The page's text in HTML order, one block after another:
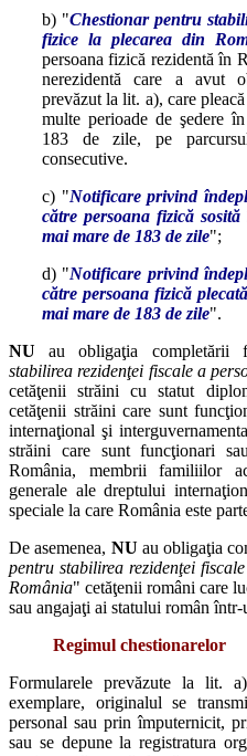
b) "Chestionar pentru
fizice la plecarea din
persoana fizică rezidentă în
nerezidentă care a avut
prevăzut la lit. a), care
multe perioade de şedere
183 de zile, pe
consecutive.
c) "Notificare privind
către persoana fizică
mai mare de 183 de zile";
d) "Notificare privind
către persoana fizică
mai mare de 183 de zile".
NU au obligaţia completării
stabilirea rezidenţei fiscale a
cetăţenii străini cu statut
cetăţenii străini care sunt
internaţional şi
străini care sunt funcţionari
România, membrii familiilor
generale ale dreptului
speciale la care România este
De asemenea, NU au obligaţia
pentru stabilirea rezidenţei
România" cetăţenii români care
sau angajaţi ai statului român într-
Regimul chestionarelor
Formularele prevăzute la lit.
exemplare, originalul se
personal sau prin împuternicit,
sau se depune la registratura